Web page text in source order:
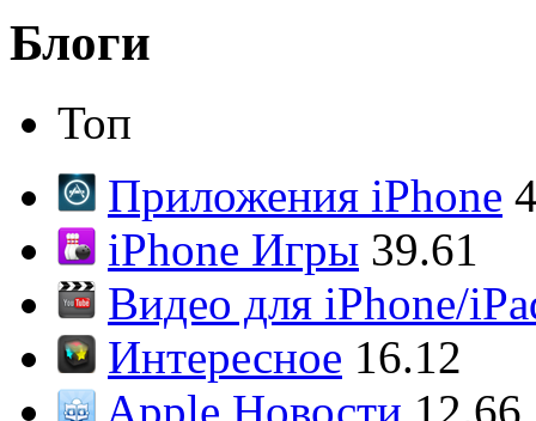
Блоги
Топ
Приложения iPhone
iPhone Игры 39.61
Видео для iPhone/
Интересное 16.12
Apple Новости 12.66